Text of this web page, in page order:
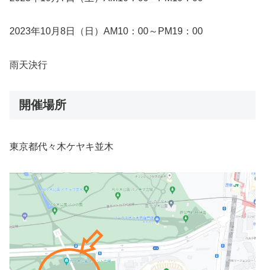
2023年10月8日（日）AM10：00～PM19：00
雨天決行
開催場所
東京都代々木ケヤキ並木